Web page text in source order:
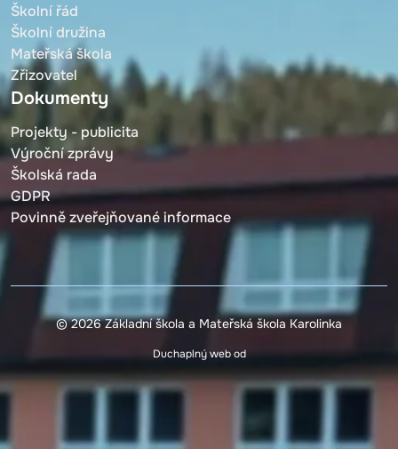
Školní řád
Školní družina
Mateřská škola
Zřizovatel
Dokumenty
Projekty - publicita
Výroční zprávy
Školská rada
GDPR
Povinně zveřejňované informace
© 2026 Základní škola a Mateřská škola Karolinka
Duchaplný web od